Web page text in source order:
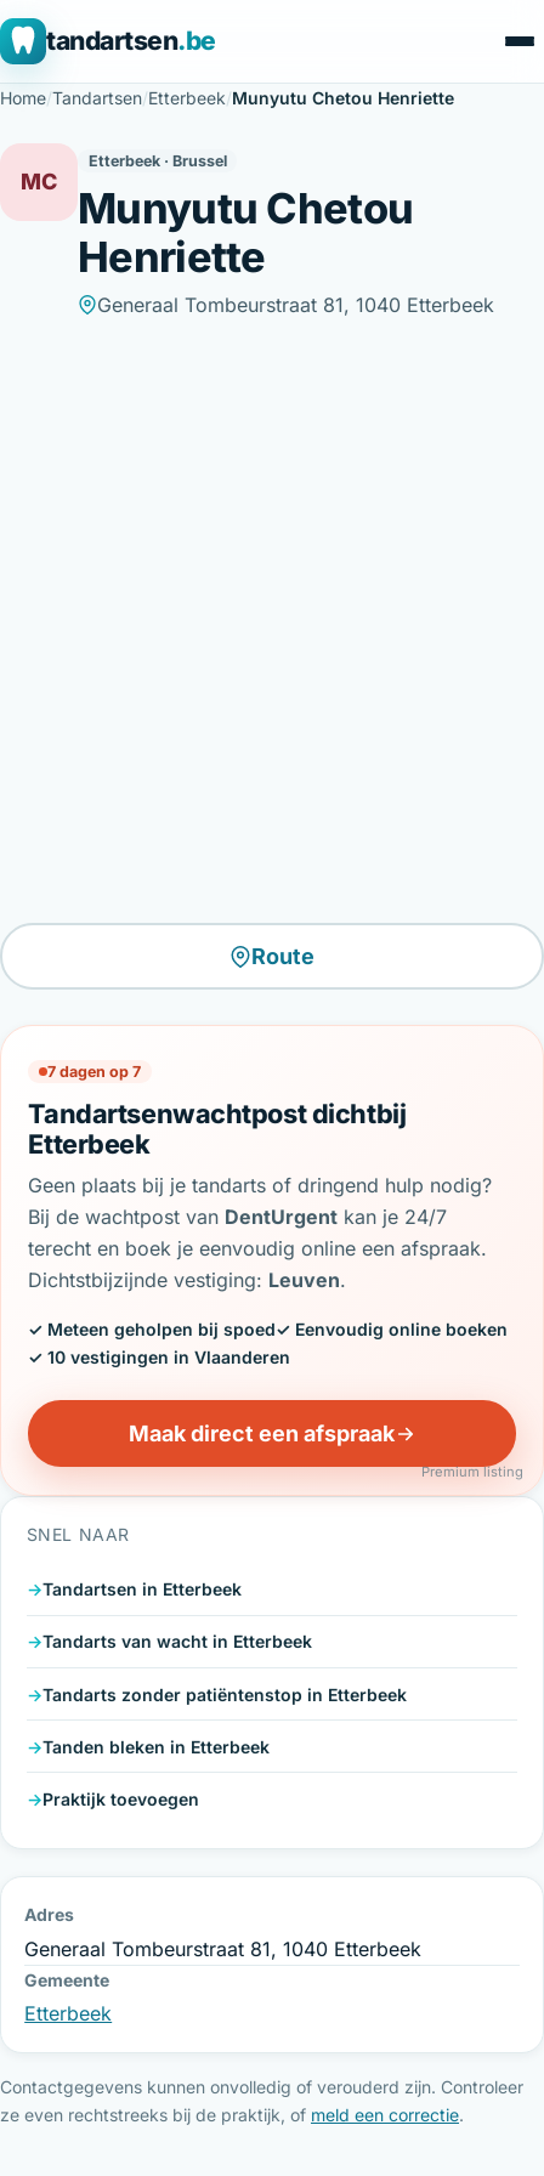
tandartsen.be
Home/Tandartsen/Etterbeek/Munyutu Chetou Henriette
MC
Etterbeek · Brussel
Munyutu Chetou
Henriette
Generaal Tombeurstraat 81, 1040 Etterbeek
Route
7 dagen op 7
Tandartsenwachtpost dichtbij
Etterbeek
Geen plaats bij je tandarts of dringend hulp nodig?
Bij de wachtpost van DentUrgent kan je 24/7
terecht en boek je eenvoudig online een afspraak.
Dichtstbijzijnde vestiging: Leuven.
✓ Meteen geholpen bij spoed✓ Eenvoudig online boeken
✓ 10 vestigingen in Vlaanderen
Maak direct een afspraak
Premium listing
SNEL NAAR
Tandartsen in Etterbeek
Tandarts van wacht in Etterbeek
Tandarts zonder patiëntenstop in Etterbeek
Tanden bleken in Etterbeek
Praktijk toevoegen
Adres
Generaal Tombeurstraat 81, 1040 Etterbeek
Gemeente
Etterbeek
Contactgegevens kunnen onvolledig of verouderd zijn. Controleer
ze even rechtstreeks bij de praktijk, of meld een correctie.